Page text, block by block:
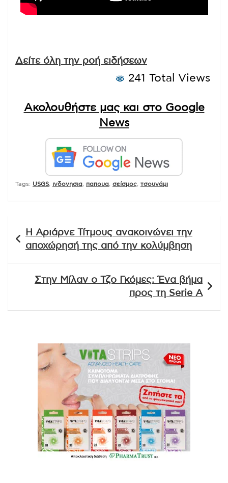
Δείτε όλη την ροή ειδήσεων
241 Total Views
Ακολουθήστε μας και στο Google
News
Tags: USGS ινδονησια παπουα σείσμος τσουνάμι
άρθρων
Η Αριάρνε Τίτμους ανακοινώνει την
αποχώρησή της από την κολύμβηση
Στην Μίλαν ο Τζο Γκόμες: Ένα βήμα
προς τη Serie A